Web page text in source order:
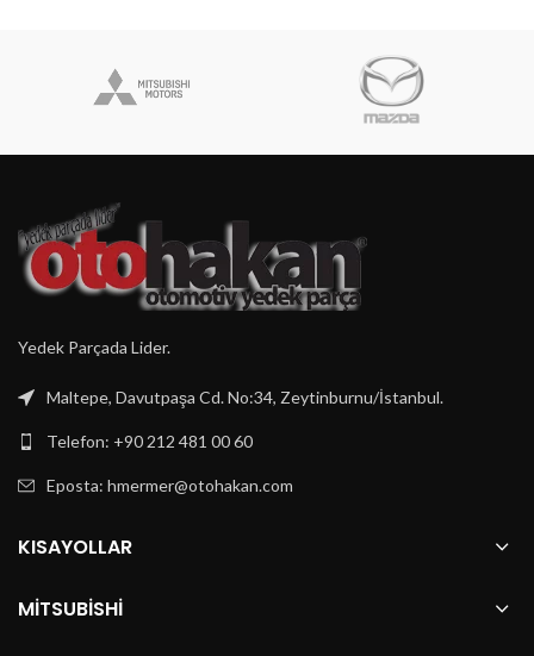
Yedek Parçada Lider.
Maltepe, Davutpaşa Cd. No:34, Zeytinburnu/İstanbul.
Telefon: +90 212 481 00 60
Eposta: hmermer@otohakan.com
KISAYOLLAR
MITSUBISHI